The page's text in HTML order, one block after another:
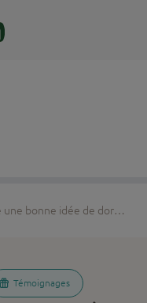
Est-ce une bonne idée de dormir avec son chien ?
Témoignages